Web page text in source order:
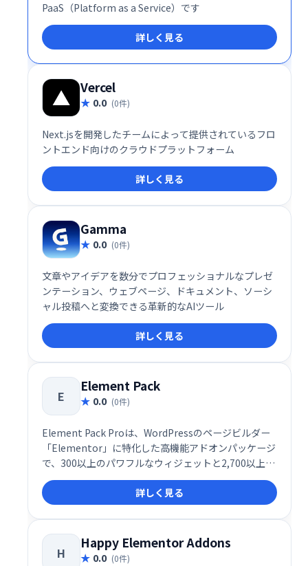
PaaS（Platform as a Service）です
詳しく見る
Vercel
0.0 (0件)
Next.jsを開発したチームによって提供されているフロ
ントエンド向けのクラウドプラットフォーム
詳しく見る
Gamma
0.0 (0件)
文章やアイデアを数分でプロフェッショナルなプレゼ
ンテーション、ウェブページ、ドキュメント、ソーシ
ャル投稿へと変換できる革新的なAIツール
詳しく見る
E
Element Pack
0.0 (0件)
Element Pack Proは、WordPressのページビルダー
「Elementor」に特化した高機能アドオンパッケージ
で、300以上のパワフルなウィジェットと2,700以上の
テンプレート・プリメイドセクションを備えた、まさ
にプロフェッショナル仕様のデザイン支援ツールで
す。UI/UXに優れた設計思想と、実用性に富んだ豊富
なウィジェット群により、初心者から上級者まで、あ
らゆるユーザーのWeb制作を圧倒的に効率化してくれ
ます。
詳しく見る
H
Happy Elementor Addons
0.0 (0件)